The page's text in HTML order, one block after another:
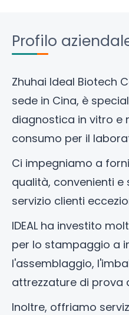
Profilo
Zhuhai Ideal Biotech
sede in Cina, è
diagnostica in vitro e
consumo per il
Ci impegniamo a
qualità, convenienti
servizio clienti
IDEAL ha investito
per lo stampaggio a
l'assemblaggio,
attrezzature di prova
Inoltre, offriamo